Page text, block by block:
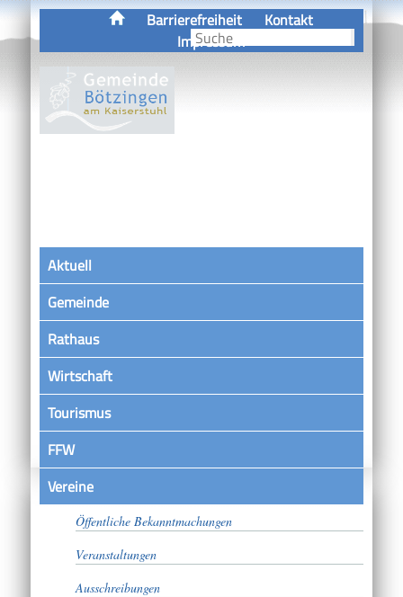
Barrierefreiheit
Kontakt
Impressum
Aktuell
Gemeinde
Rathaus
Wirtschaft
Tourismus
FFW
VereineSatzungen
Öffentliche Bekanntmachungen
Veranstaltungen
Ausschreibungen